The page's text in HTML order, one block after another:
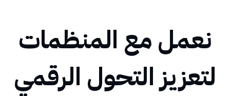
نعمل مع المنظمات
لتعزيز التحول الرقمي